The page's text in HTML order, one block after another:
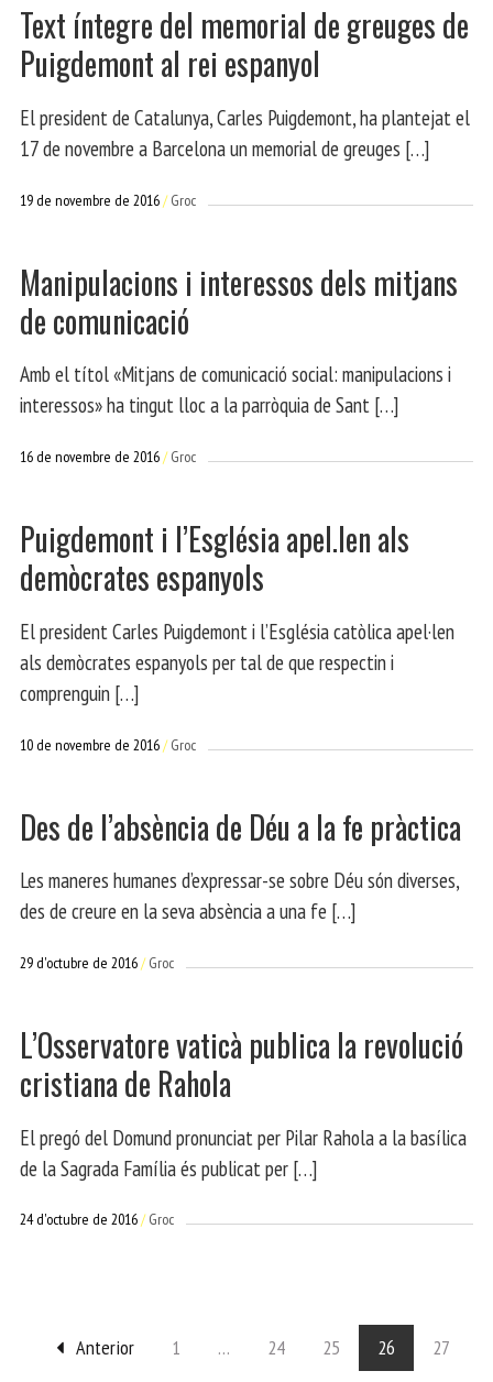
Text íntegre del memorial de greuges de
Puigdemont al rei espanyol
El president de Catalunya, Carles Puigdemont, ha plantejat el
17 de novembre a Barcelona un memorial de greuges […]
19 de novembre de 2016 Groc
Manipulacions i interessos dels mitjans
de comunicació
Amb el títol «Mitjans de comunicació social: manipulacions i
interessos» ha tingut lloc a la parròquia de Sant […]
16 de novembre de 2016 Groc
Puigdemont i l’Església apel.len als
demòcrates espanyols
El president Carles Puigdemont i l’Església catòlica apel·len
als demòcrates espanyols per tal de que respectin i
comprenguin […]
10 de novembre de 2016 Groc
Des de l’absència de Déu a la fe pràctica
Les maneres humanes d’expressar-se sobre Déu són diverses,
des de creure en la seva absència a una fe […]
29 d'octubre de 2016 Groc
L’Osservatore vaticà publica la revolució
cristiana de Rahola
El pregó del Domund pronunciat per Pilar Rahola a la basílica
de la Sagrada Família és publicat per […]
24 d'octubre de 2016 Groc
Anterior 1 … 24 25 26
27